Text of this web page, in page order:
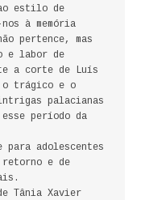
ao estilo de
à memória
pertence, mas
e labor de
a corte de Luís
o trágico e o
palacianas
período da
para adolescentes
retorno e de
Tânia Xavier